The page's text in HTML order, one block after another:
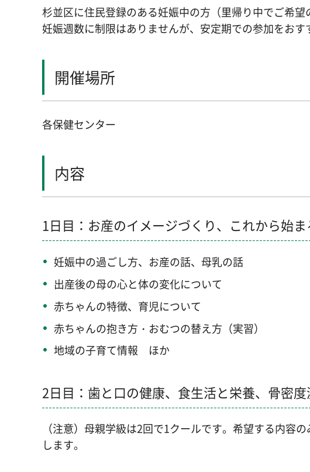
杉並区に住民登録のある妊娠中の方（里帰り中でご希
妊娠週数に制限はありませんが、安定期での参加をおす
開催場所
各保健センター
内容
1日目：お産のイメージづくり、これから始
妊娠中の過ごし方、お産の話、母乳の話
出産後の母の心と体の変化について
赤ちゃんの特徴、育児について
赤ちゃんの抱き方・おむつの替え方（実習）
地域の子育て情報 ほか
2日目：歯と口の健康、食生活と栄養、骨密度
（注意）母親学級は2回で1クールです。希望する内容
します。